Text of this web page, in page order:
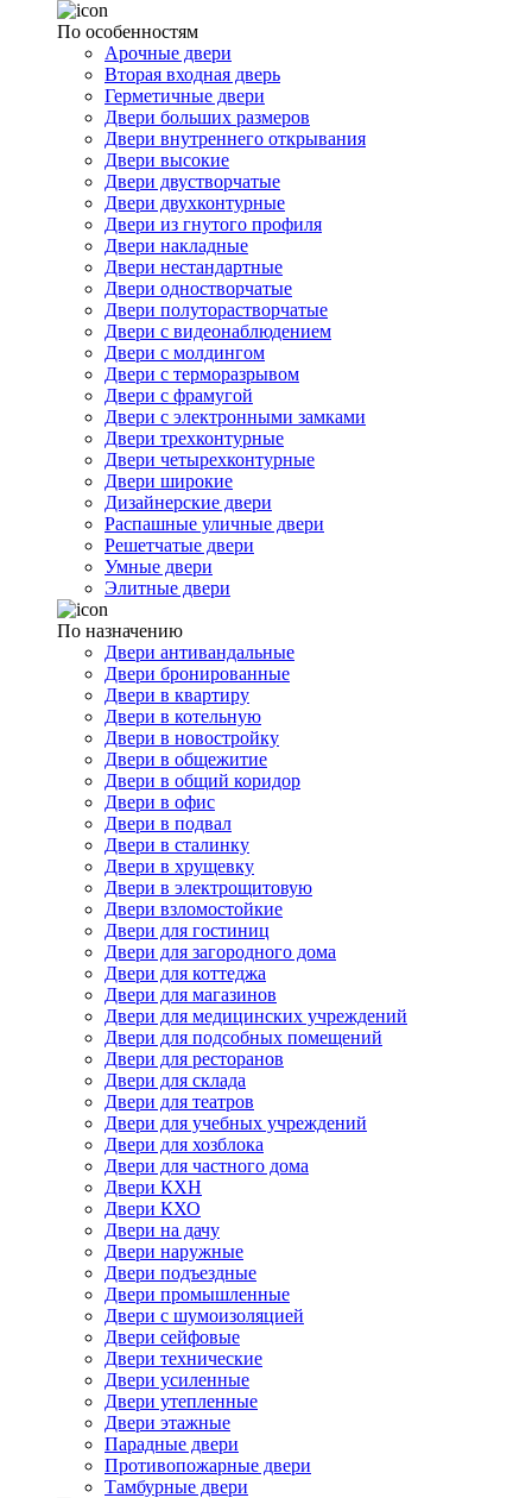
По особенностям
Арочные двери
Вторая входная дверь
Герметичные двери
Двери больших размеров
Двери внутреннего открывания
Двери высокие
Двери двустворчатые
Двери двухконтурные
Двери из гнутого профиля
Двери накладные
Двери нестандартные
Двери одностворчатые
Двери полуторастворчатые
Двери с видеонаблюдением
Двери с молдингом
Двери с терморазрывом
Двери с фрамугой
Двери с электронными замками
Двери трехконтурные
Двери четырехконтурные
Двери широкие
Дизайнерские двери
Распашные уличные двери
Решетчатые двери
Умные двери
Элитные двери
По назначению
Двери антивандальные
Двери бронированные
Двери в квартиру
Двери в котельную
Двери в новостройку
Двери в общежитие
Двери в общий коридор
Двери в офис
Двери в подвал
Двери в сталинку
Двери в хрущевку
Двери в электрощитовую
Двери взломостойкие
Двери для гостиниц
Двери для загородного дома
Двери для коттеджа
Двери для магазинов
Двери для медицинских учреждений
Двери для подсобных помещений
Двери для ресторанов
Двери для склада
Двери для театров
Двери для учебных учреждений
Двери для хозблока
Двери для частного дома
Двери КХН
Двери КХО
Двери на дачу
Двери наружные
Двери подъездные
Двери промышленные
Двери с шумоизоляцией
Двери сейфовые
Двери технические
Двери усиленные
Двери утепленные
Двери этажные
Парадные двери
Противопожарные двери
Тамбурные двери